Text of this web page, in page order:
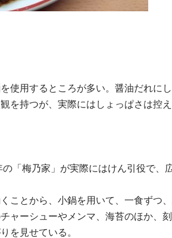
使用するところが多い。醤油だれに
を持つが、実際にはしょっぱさは控
「梅乃家」が実際にはけん引役で
ことから、小鍋を用いて、一食ずつ
ャーシューやメンマ、海苔のほか、
を見せている。